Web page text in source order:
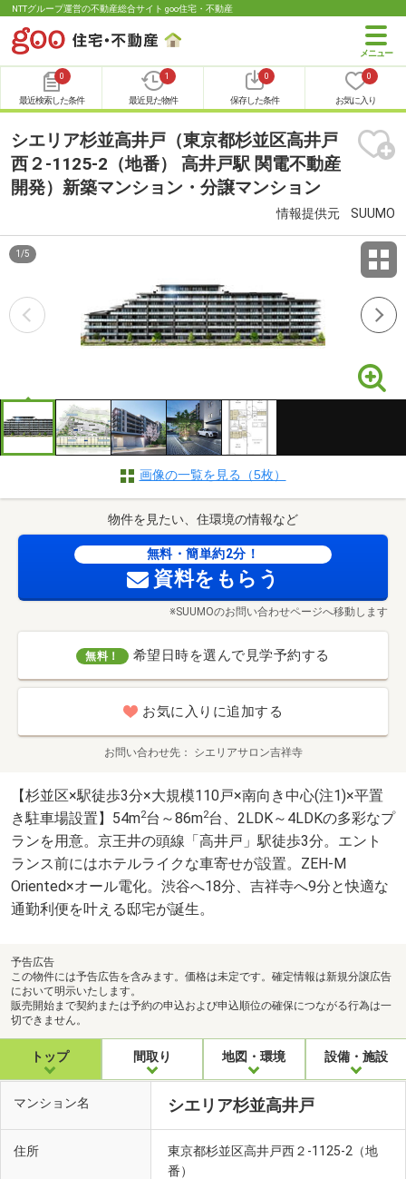
NTTグループ運営の不動産総合サイト goo住宅・不動産
0
最近検索した条件
1
最近見た物件
0
保存した条件
0
お気に入り
シエリア杉並高井戸（東京都杉並区高井戸
西２-1125-2（地番） 高井戸駅 関電不動産
開発）新築マンション・分譲マンション
情報提供元 SUUMO
1 /5
画像の一覧を見る（5枚）
物件を見たい、住環境の情報など
無料・簡単約2分！
資料をもらう
※SUUMOのお問い合わせページへ移動します
無料！ 希望日時を選んで見学予約する
お気に入りに追加する
お問い合わせ先 シエリアサロン吉祥寺
【杉並区×駅徒歩3分×大規模110戸×南向き中心(注1)×平置
き駐車場設置】54m2台～86m2台、2LDK～4LDKの多彩なプ
ランを用意。京王井の頭線「高井戸」駅徒歩3分。エント
ランス前にはホテルライクな車寄せが設置。ZEH-M
Oriented×オール電化。渋谷へ18分、吉祥寺へ9分と快適な
通勤利便を叶える邸宅が誕生。
予告広告
この物件には予告広告を含みます。価格は未定です。確定情報は新規分譲広告
において明示いたします。
販売開始まで契約または予約の申込および申込順位の確保につながる行為は一
切できません。
トップ 間取り 地図・環境 設備・施設
マンション名 シエリア杉並高井戸
住所
東京都杉並区高井戸西２-1125-2（地
番）